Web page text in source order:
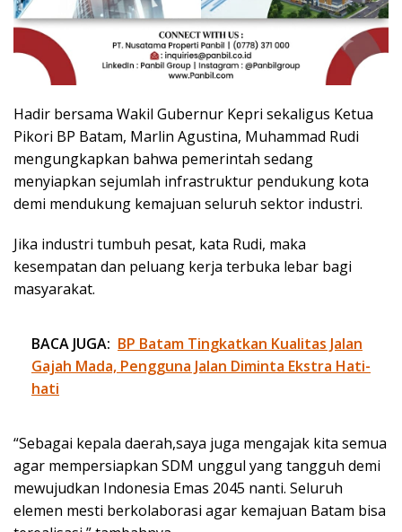
Hadir bersama Wakil Gubernur Kepri sekaligus Ketua
Pikori BP Batam, Marlin Agustina, Muhammad Rudi
mengungkapkan bahwa pemerintah sedang
menyiapkan sejumlah infrastruktur pendukung kota
demi mendukung kemajuan seluruh sektor industri.
Jika industri tumbuh pesat, kata Rudi, maka
kesempatan dan peluang kerja terbuka lebar bagi
masyarakat.
BACA JUGA: BP Batam Tingkatkan Kualitas Jalan
Gajah Mada, Pengguna Jalan Diminta Ekstra Hati-
hati
“Sebagai kepala daerah,saya juga mengajak kita semua
agar mempersiapkan SDM unggul yang tangguh demi
mewujudkan Indonesia Emas 2045 nanti. Seluruh
elemen mesti berkolaborasi agar kemajuan Batam bisa